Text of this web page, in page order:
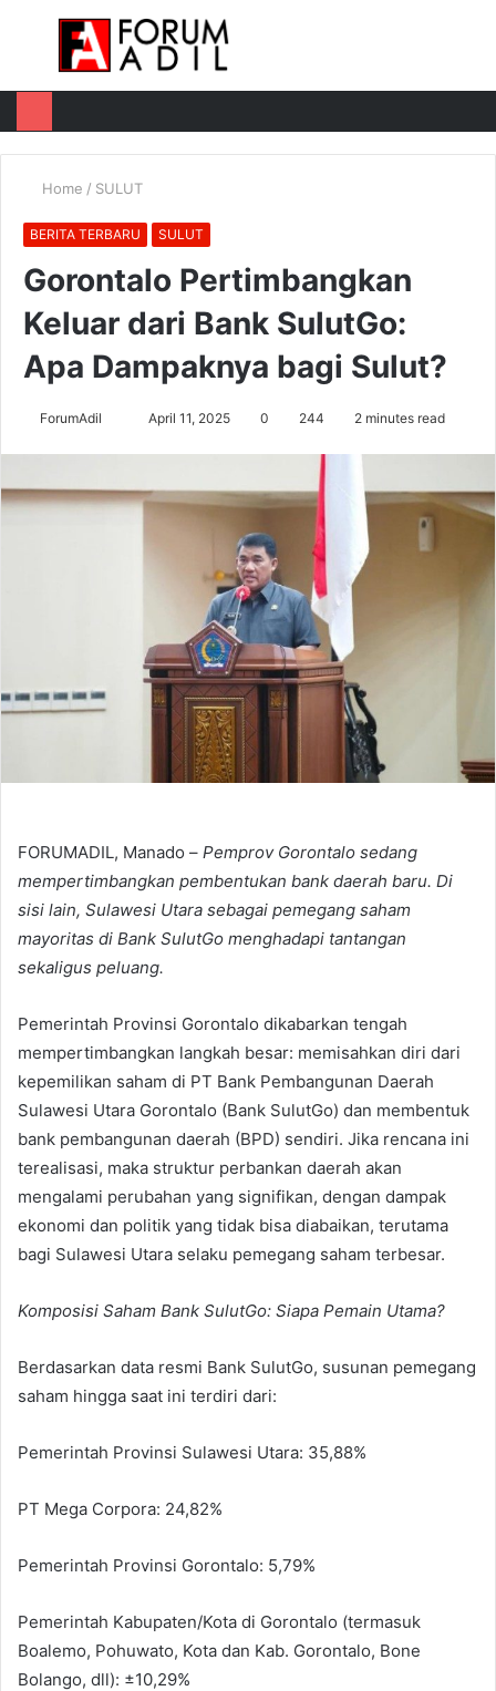
Menu
Home / SULUT
BERITA TERBARU SULUT
Gorontalo Pertimbangkan
Keluar dari Bank SulutGo:
Apa Dampaknya bagi Sulut?
ForumAdil April 11, 2025 0 244 2 minutes read
FORUMADIL, Manado – Pemprov Gorontalo sedang
mempertimbangkan pembentukan bank daerah baru. Di
sisi lain, Sulawesi Utara sebagai pemegang saham
mayoritas di Bank SulutGo menghadapi tantangan
sekaligus peluang.
Pemerintah Provinsi Gorontalo dikabarkan tengah
mempertimbangkan langkah besar: memisahkan diri dari
kepemilikan saham di PT Bank Pembangunan Daerah
Sulawesi Utara Gorontalo (Bank SulutGo) dan membentuk
bank pembangunan daerah (BPD) sendiri. Jika rencana ini
terealisasi, maka struktur perbankan daerah akan
mengalami perubahan yang signifikan, dengan dampak
ekonomi dan politik yang tidak bisa diabaikan, terutama
bagi Sulawesi Utara selaku pemegang saham terbesar.
Komposisi Saham Bank SulutGo: Siapa Pemain Utama?
Berdasarkan data resmi Bank SulutGo, susunan pemegang
saham hingga saat ini terdiri dari:
Pemerintah Provinsi Sulawesi Utara: 35,88%
PT Mega Corpora: 24,82%
Pemerintah Provinsi Gorontalo: 5,79%
Pemerintah Kabupaten/Kota di Gorontalo (termasuk
Boalemo, Pohuwato, Kota dan Kab. Gorontalo, Bone
Bolango, dll): ±10,29%